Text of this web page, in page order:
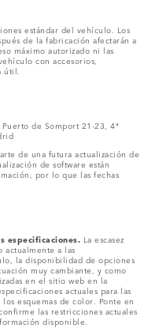
estándar del vehículo. Los
de la fabricación afectarán a
máximo autorizado ni las
con accesorios,
útil.
de Somport 21-23, 4ª
de una futura actualización de
de software están
por lo que las fechas
especificaciones. La escasez
actualmente a las
la disponibilidad de opciones
muy cambiante, y como
en el sitio web en la
actuales para las
esquemas de color. Ponte en
las restricciones actuales
disponible.